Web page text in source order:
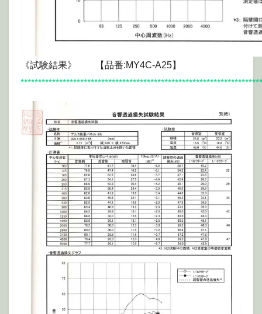
《試験結果》 【品番:MY4C-A25】